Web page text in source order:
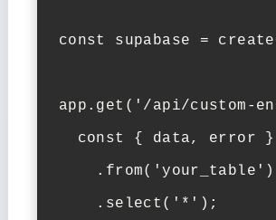
const supabase =
app.get('/api/custom-
const { data, error
    .from('your_table')
    .select('*');